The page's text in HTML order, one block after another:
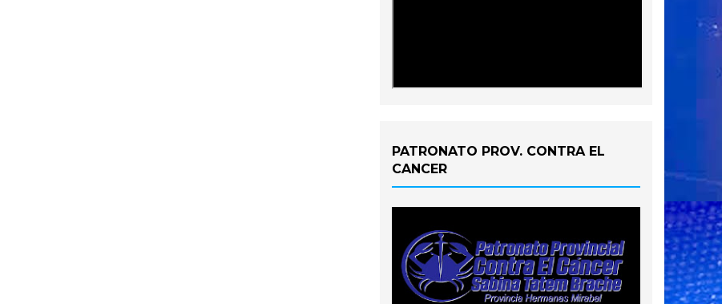
PATRONATO PROV. CONTRA EL
CANCER